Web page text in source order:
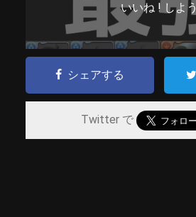
いいね ! しよう
シェアする
Twitter で